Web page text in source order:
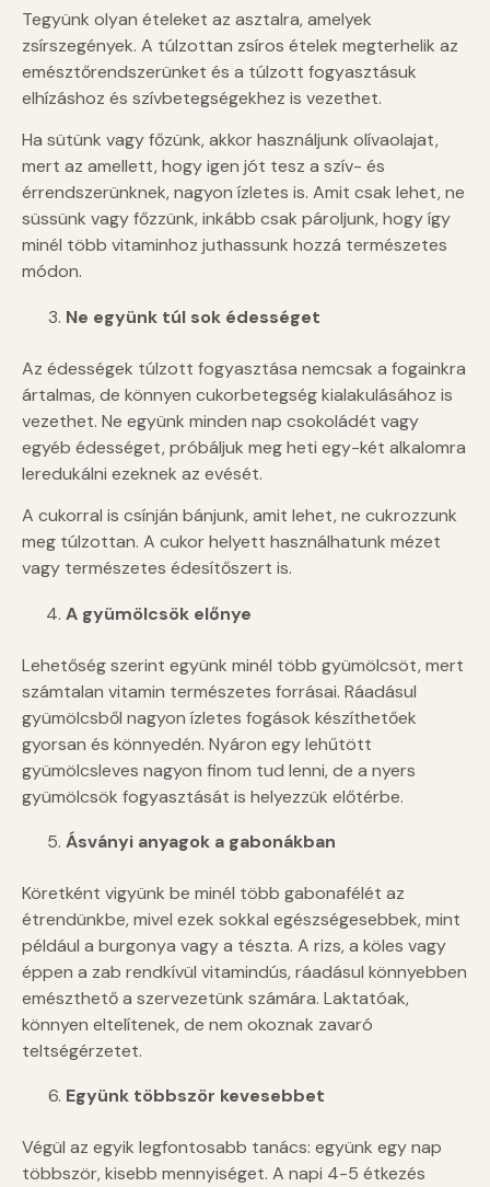
Tegyünk olyan ételeket az asztalra, amelyek
zsírszegények. A túlzottan zsíros ételek megterhelik az
emésztőrendszerünket és a túlzott fogyasztásuk
elhízáshoz és szívbetegségekhez is vezethet.
Ha sütünk vagy főzünk, akkor használjunk olívaolajat,
mert az amellett, hogy igen jót tesz a szív- és
érrendszerünknek, nagyon ízletes is. Amit csak lehet, ne
süssünk vagy főzzünk, inkább csak pároljunk, hogy így
minél több vitaminhoz juthassunk hozzá természetes
módon.
Ne együnk túl sok édességet
Az édességek túlzott fogyasztása nemcsak a fogainkra
ártalmas, de könnyen cukorbetegség kialakulásához is
vezethet. Ne együnk minden nap csokoládét vagy
egyéb édességet, próbáljuk meg heti egy-két alkalomra
leredukálni ezeknek az evését.
A cukorral is csínján bánjunk, amit lehet, ne cukrozzunk
meg túlzottan. A cukor helyett használhatunk mézet
vagy természetes édesítőszert is.
A gyümölcsök előnye
Lehetőség szerint együnk minél több gyümölcsöt, mert
számtalan vitamin természetes forrásai. Ráadásul
gyümölcsből nagyon ízletes fogások készíthetőek
gyorsan és könnyedén. Nyáron egy lehűtött
gyümölcsleves nagyon finom tud lenni, de a nyers
gyümölcsök fogyasztását is helyezzük előtérbe.
Ásványi anyagok a gabonákban
Köretként vigyünk be minél több gabonafélét az
étrendünkbe, mivel ezek sokkal egészségesebbek, mint
például a burgonya vagy a tészta. A rizs, a köles vagy
éppen a zab rendkívül vitamindús, ráadásul könnyebben
emészthető a szervezetünk számára. Laktatóak,
könnyen eltelítenek, de nem okoznak zavaró
teltségérzetet.
Együnk többször kevesebbet
Végül az egyik legfontosabb tanács: együnk egy nap
többször, kisebb mennyiséget. A napi 4-5 étkezés